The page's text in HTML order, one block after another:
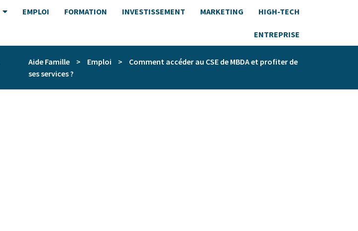
EMPLOI FORMATION INVESTISSEMENT MARKETING HIGH-TECH
ENTREPRISE
Aide Famille > Emploi >
Comment accéder au CSE de MBDA et profiter de
ses services ?